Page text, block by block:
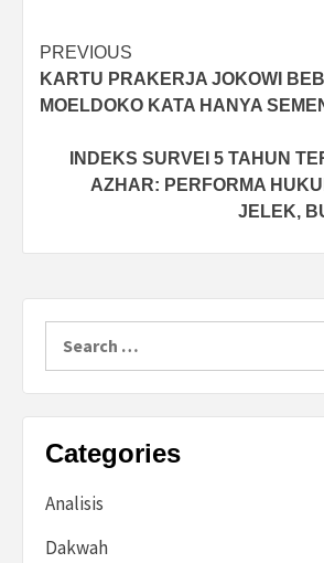
Post
navigation
PREVIOUS
KARTU PRAKERJA JOKOWI
MOELDOKO KATA HANYA
INDEKS SURVEI 5 TAHUN
AZHAR: PERFORMA
JELEK,
for:
Categories
Analisis
Dakwah